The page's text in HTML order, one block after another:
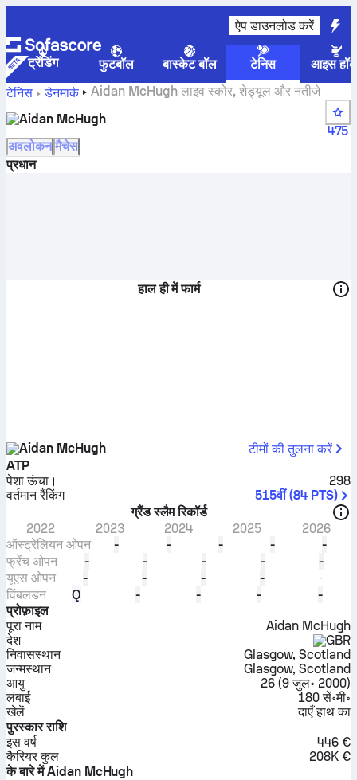
ऐप डाउनलोड करें
ट्रेंडिंग फुटबॉल बास्केट बॉल टेनिस
आइस
टेनिस
डेनमार्क
Aidan McHugh लाइव स्कोर, शेड्यूल और नतीजे
Aidan McHugh
475
अवलोकन मैचेस
प्रधान
हाल ही में फार्म
Aidan McHugh
टीमों की तुलना करें
ATP
पेशा ऊंचा।
298
वर्तमान रैंकिंग
515वीं(84 PTS)
ग्रैंड स्लैम रिकॉर्ड
2022
2023 2024 2025
2026
ऑस्ट्रेलियन ओपन
- - - -
-
फ्रेंच ओपन
- - - -
-
यूएस ओपन
- - -
-
विंबलडन
Q - - -
-
प्रोफ़ाइल
पूरा नाम
Aidan McHugh
देश
GBR
निवासस्थान
Glasgow, Scotland
जन्मस्थान
Glasgow, Scotland
आयु
26 (9 जुल॰ 2000)
लंबाई
180 सें॰मी॰
खेलें
दाएँ हाथ का
पुरस्कार राशि
इस वर्ष
446 €
कैरियर कुल
208K €
के बारे में Aidan McHugh